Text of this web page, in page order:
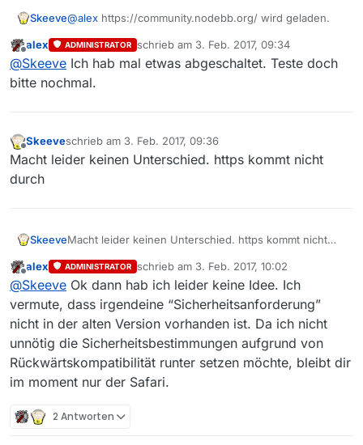
Response-Header                         Δ68ms
          Server: nginx/1.10.0 (Ubuntu)
Location: https://
Date: Thu, 02 Feb 2017 22:43:31
    Content-Type: text/html
https://community.nodebb.org/
Skeeve@alex https://community.nodebb.org/ wird geladen.
Offline
alex ADMINISTRATOR schrieb am 3. Feb. 2017, 09:34
zuletzt editiert von
@Skeeve Ich hab mal etwas abgeschaltet. Teste doch
bitte nochmal.
Offline
Skeeveschrieb am 3. Feb. 2017, 09:36
zuletzt editiert von
Macht leider keinen Unterschied. https kommt nicht
durch
SkeeveMacht leider keinen Unterschied. https kommt nicht
Offline
alex ADMINISTRATOR schrieb am 3. Feb. 2017, 10:02
zuletzt editiert von
@Skeeve Ok dann hab ich leider keine Idee. Ich
vermute, dass irgendeine “Sicherheitsanforderung”
nicht in der alten Version vorhanden ist. Da ich nicht
unnötig die Sicherheitsbestimmungen aufgrund von
Rückwärtskompatibilität runter setzen möchte, bleibt dir
im moment nur der Safari.
2 Antworten